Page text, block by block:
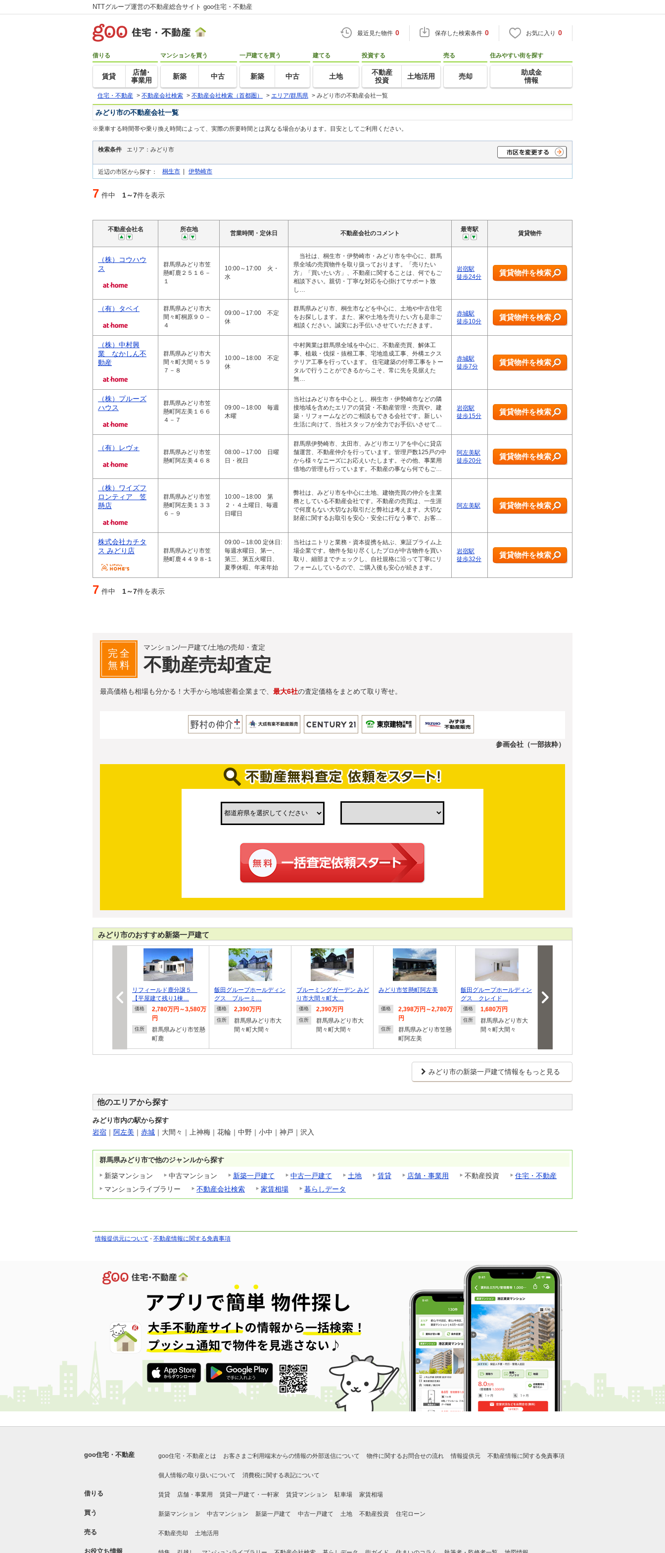
NTTグループ運営の不動産総合サイト goo住宅・不動産
最近見た物件 0 保存した検索条件 0 お気に入り 0
借りる
賃貸
店舗･
事業用
マンションを買う
新築 中古
一戸建てを買う
新築 中古
建てる
土地
投資する
不動産
投資
土地活用
売る
売却
住みやすい街を探す
助成金
情報
住宅・不動産 > 不動産会社検索 > 不動産会社検索（首都圏） > エリア/群馬県 > みどり市の不動産会社一覧
みどり市の不動産会社一覧
※乗車する時間帯や乗り換え時間によって、実際の所要時間とは異なる場合があります。目安としてご利用ください。
検索条件 エリア：みどり市
近辺の市区から探す： 桐生市 | 伊勢崎市
7 件中 1～7件を表示
不動産会社名 所在地
営業時間・定休日 不動産会社のコメント
最寄駅
賃貸物件
（株）コウハウ
ス
群馬県みどり市笠
懸町鹿２５１６－
１
10:00～17:00 火・
水
当社は、桐生市・伊勢崎市・みどり市を中心に、群馬
県全域の売買物件を取り扱っております。「売りたい
方」「買いたい方」、不動産に関することは、何でもご
相談下さい。親切・丁寧な対応を心掛けてサポート致
し…
岩宿駅
徒歩24分
賃貸物件を検索
（有）タベイ
群馬県みどり市大
間々町桐原９０－
４
09:00～17:00 不定
休
群馬県みどり市、桐生市などを中心に、土地や中古住宅
をお探しします。また、家や土地を売りたい方も是非ご
相談ください。誠実にお手伝いさせていただきます。
赤城駅
徒歩10分
賃貸物件を検索
（株）中村興
業 なかしん不
動産
群馬県みどり市大
間々町大間々５９
７－８
10:00～18:00 不定
休
中村興業は群馬県全域を中心に、不動産売買、解体工
事、植栽・伐採・抜根工事、宅地造成工事、外構エクス
テリア工事を行っています。 住宅建築の付帯工事をトー
タルで行うことができるからこそ、常に先を見据えた
無…
赤城駅
徒歩7分
賃貸物件を検索
（株）プルーズ
ハウス
群馬県みどり市笠
懸町阿左美１６６
４－７
09:00～18:00 毎週
木曜
当社はみどり市を中心とし、桐生市・伊勢崎市などの隣
接地域を含めたエリアの賃貸・不動産管理・売買や、建
築・リフォームなどのご相談もできる会社です。新しい
生活に向けて、当社スタッフが全力でお手伝いさせて…
岩宿駅
徒歩15分
賃貸物件を検索
（有）レヴォ
群馬県みどり市笠
懸町阿左美４６８
08:00～17:00 日曜
日・祝日
群馬県伊勢崎市、太田市、みどり市エリアを中心に貸店
舗運営、不動産仲介を行っています。管理戸数125戸の中
から様々なニーズにお応えいたします。その他、事業用
借地の管理も行っています。不動産の事なら何でもご…
阿左美駅
徒歩20分
賃貸物件を検索
（株）ワイズフ
ロンティア 笠
懸店
群馬県みどり市笠
懸町阿左美１３３
６－９
10:00～18:00 第
２・４土曜日、毎週
日曜日
弊社は、みどり市を中心に土地、建物売買の仲介を主業
務としている不動産会社です。不動産の売買は、一生涯
で何度もない大切なお取引だと弊社は考えます。大切な
財産に関するお取引を安心・安全に行なう事で、お客…
阿左美駅 賃貸物件を検索
株式会社カチタ
ス みどり店
群馬県みどり市笠
懸町鹿４４９８‐１
09:00～18:00 定休日:
毎週水曜日、第一、
第三、第五火曜日、
夏季休暇、年末年始
当社はニトリと業務・資本提携を結ぶ、東証プライム上
場企業です。物件を知り尽くしたプロが中古物件を買い
取り、細部までチェックし、自社規格に沿って丁寧にリ
フォームしているので、ご購入後も安心が続きます。
岩宿駅
徒歩32分
賃貸物件を検索
7 件中 1～7件を表示
完全
無料
マンション/一戸建て/土地の売却・査定
不動産売却査定
最高価格も相場も分かる！大手から地域密着企業まで、 最大6社の査定価格をまとめて取り寄せ。
参画会社（一部抜粋）
みどり市のおすすめ新築一戸建て
リフィールド鹿分譲５
【平屋建て残り1棟…
価格
2,780万円～3,580万
円
住所
群馬県みどり市笠懸
町鹿
飯田グループホールディン
グス ブルーミ…
価格 2,390万円
住所
群馬県みどり市大
間々町大間々
ブルーミングガーデン みど
り市大間々町大…
価格 2,390万円
住所
群馬県みどり市大
間々町大間々
みどり市笠懸町阿左美
価格
2,398万円～2,780万
円
住所
群馬県みどり市笠懸
町阿左美
飯田グループホールディン
グス クレイド…
価格 1,680万円
住所
群馬県みどり市大
間々町大間々
グス クレイド…
みどり市の新築一戸建て情報をもっと見る
他のエリアから探す
みどり市内の駅から探す
岩宿 ｜ 阿左美 ｜ 赤城 ｜ 大間々 ｜ 上神梅 ｜ 花輪 ｜ 中野 ｜ 小中 ｜ 神戸 ｜ 沢入
群馬県みどり市で他のジャンルから探す
新築マンション
中古マンション 新築一戸建て 中古一戸建て 土地 賃貸 店舗・事業用 不動産投資
住宅・不動産
マンションライブラリー
不動産会社検索 家賃相場 暮らしデータ
情報提供元について - 不動産情報に関する免責事項
goo住宅・不動産 goo住宅・不動産とは お客さまご利用端末からの情報の外部送信について 物件に関するお問合せの流れ 情報提供元 不動産情報に関する免責事項
個人情報の取り扱いについて 消費税に関する表記について
借りる 賃貸 店舗・事業用 賃貸一戸建て・一軒家 賃貸マンション 駐車場 家賃相場
買う 新築マンション 中古マンション 新築一戸建て 中古一戸建て 土地 不動産投資 住宅ローン
売る 不動産売却 土地活用
お役立ち情報